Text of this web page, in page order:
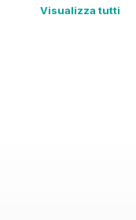
Visualizza tutti